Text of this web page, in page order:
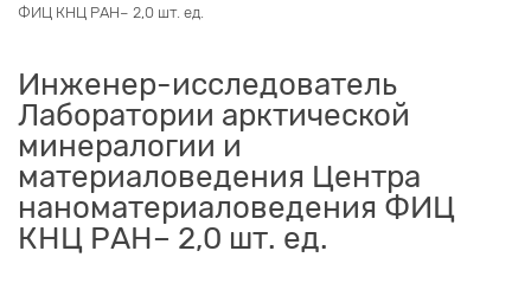
ФИЦ КНЦ РАН– 2,0 шт. ед.
Инженер-исследователь
Лаборатории арктической
минералогии и
материаловедения Центра
наноматериаловедения ФИЦ
КНЦ РАН– 2,0 шт. ед.